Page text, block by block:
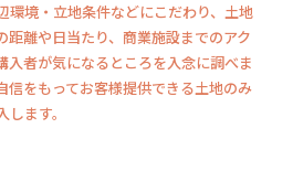
環境・立地条件などにこだわり、土地
距離や日当たり、商業施設までのアク
入者が気になるところを入念に調べま
信をもってお客様提供できる土地のみ
ます。